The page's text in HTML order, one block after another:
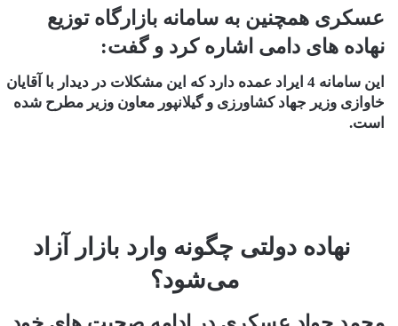
عسکری همچنین به سامانه بازارگاه توزیع
نهاده های دامی اشاره کرد و گفت:
این سامانه 4 ایراد عمده دارد که این مشکلات در دیدار با آقایان
خاوازی وزیر جهاد کشاورزی و گیلانپور معاون وزیر مطرح شده
است.
نهاده دولتی چگونه وارد بازار آزاد
می‌شود؟